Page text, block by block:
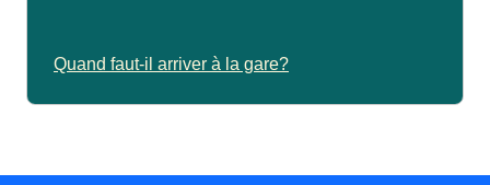
Quand faut-il arriver à la gare?